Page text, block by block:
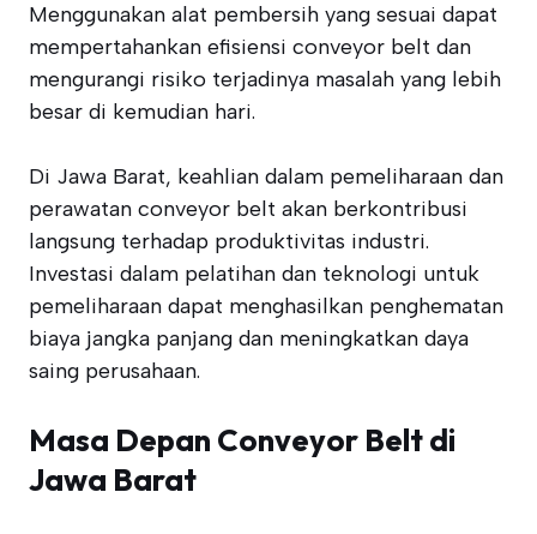
Menggunakan alat pembersih yang sesuai dapat
mempertahankan efisiensi conveyor belt dan
mengurangi risiko terjadinya masalah yang lebih
besar di kemudian hari.
Di Jawa Barat, keahlian dalam pemeliharaan dan
perawatan conveyor belt akan berkontribusi
langsung terhadap produktivitas industri.
Investasi dalam pelatihan dan teknologi untuk
pemeliharaan dapat menghasilkan penghematan
biaya jangka panjang dan meningkatkan daya
saing perusahaan.
Masa Depan Conveyor Belt di
Jawa Barat